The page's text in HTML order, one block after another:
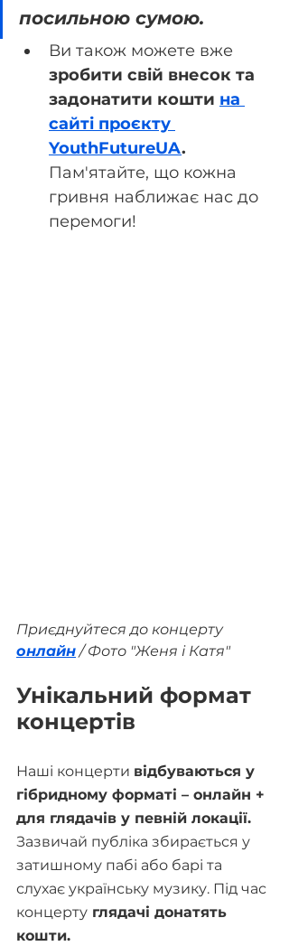
посильною сумою.
Ви також можете вже
зробити свій внесок та
задонатити кошти на
сайті проєкту
YouthFutureUA.
Пам'ятайте, що кожна
гривня наближає нас до
перемоги!
Приєднуйтеся до концерту
онлайн / Фото "Женя і Катя"
Унікальний формат
концертів
Наші концерти відбуваються у
гібридному форматі – онлайн +
для глядачів у певній локації.
Зазвичай публіка збирається у
затишному пабі або барі та
слухає українську музику. Під час
концерту глядачі донатять
кошти.